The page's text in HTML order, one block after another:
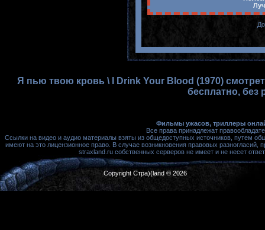
Я пью твою кровь \ I Drink Your Blood (1970)
бесплатно, без
Фильмы ужасов, триллеры
Все права принадлежат
Ссылки на видео и аудио материалы взяты из общедоступных источников, путем
имеют на это лицензионное право. В случае возникновения правовых
straxland.ru собственных серверов не имеет и не несет
Copyright Стра)(land © 2026